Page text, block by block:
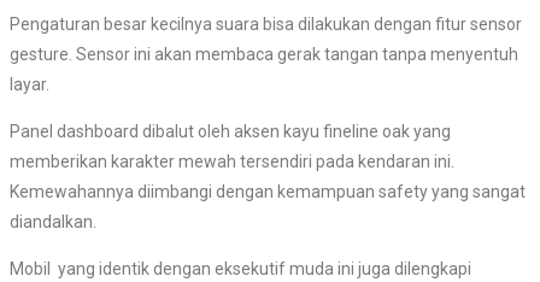
Pengaturan besar kecilnya suara bisa dilakukan dengan fitur sensor
gesture. Sensor ini akan membaca gerak tangan tanpa menyentuh
layar.
Panel dashboard dibalut oleh aksen kayu fineline oak yang
memberikan karakter mewah tersendiri pada kendaran ini.
Kemewahannya diimbangi dengan kemampuan safety yang sangat
diandalkan.
Mobil yang identik dengan eksekutif muda ini juga dilengkapi